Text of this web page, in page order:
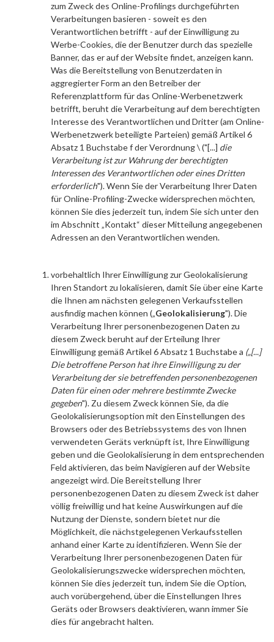
zum Zweck des Online-Profilings durchgeführten
Verarbeitungen basieren - soweit es den
Verantwortlichen betrifft - auf der Einwilligung zu
Werbe-Cookies, die der Benutzer durch das spezielle
Banner, das er auf der Website findet, anzeigen kann.
Was die Bereitstellung von Benutzerdaten in
aggregierter Form an den Betreiber der
Referenzplattform für das Online-Werbenetzwerk
betrifft, beruht die Verarbeitung auf dem berechtigten
Interesse des Verantwortlichen und Dritter (am Online-
Werbenetzwerk beteiligte Parteien) gemäß Artikel 6
Absatz 1 Buchstabe f der Verordnung \ ("[...] die
Verarbeitung ist zur Wahrung der berechtigten
Interessen des Verantwortlichen oder eines Dritten
erforderlich"). Wenn Sie der Verarbeitung Ihrer Daten
für Online-Profiling-Zwecke widersprechen möchten,
können Sie dies jederzeit tun, indem Sie sich unter den
im Abschnitt „Kontakt“ dieser Mitteilung angegebenen
Adressen an den Verantwortlichen wenden.
vorbehaltlich Ihrer Einwilligung zur Geolokalisierung
Ihren Standort zu lokalisieren, damit Sie über eine Karte
die Ihnen am nächsten gelegenen Verkaufsstellen
ausfindig machen können („Geolokalisierung"). Die
Verarbeitung Ihrer personenbezogenen Daten zu
diesem Zweck beruht auf der Erteilung Ihrer
Einwilligung gemäß Artikel 6 Absatz 1 Buchstabe a („[...]
Die betroffene Person hat ihre Einwilligung zu der
Verarbeitung der sie betreffenden personenbezogenen
Daten für einen oder mehrere bestimmte Zwecke
gegeben"). Zu diesem Zweck können Sie, da die
Geolokalisierungsoption mit den Einstellungen des
Browsers oder des Betriebssystems des von Ihnen
verwendeten Geräts verknüpft ist, Ihre Einwilligung
geben und die Geolokalisierung in dem entsprechenden
Feld aktivieren, das beim Navigieren auf der Website
angezeigt wird. Die Bereitstellung Ihrer
personenbezogenen Daten zu diesem Zweck ist daher
völlig freiwillig und hat keine Auswirkungen auf die
Nutzung der Dienste, sondern bietet nur die
Möglichkeit, die nächstgelegenen Verkaufsstellen
anhand einer Karte zu identifizieren. Wenn Sie der
Verarbeitung Ihrer personenbezogenen Daten für
Geolokalisierungszwecke widersprechen möchten,
können Sie dies jederzeit tun, indem Sie die Option,
auch vorübergehend, über die Einstellungen Ihres
Geräts oder Browsers deaktivieren, wann immer Sie
dies für angebracht halten.